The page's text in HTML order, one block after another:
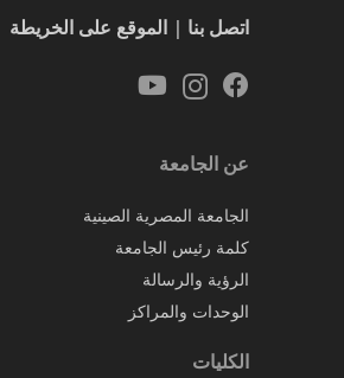
اتصل بنا | الموقع على الخريطة
عن الجامعة
الجامعة المصرية الصينية
كلمة رئيس الجامعة
الرؤية والرسالة
الوحدات والمراكز
الكليات